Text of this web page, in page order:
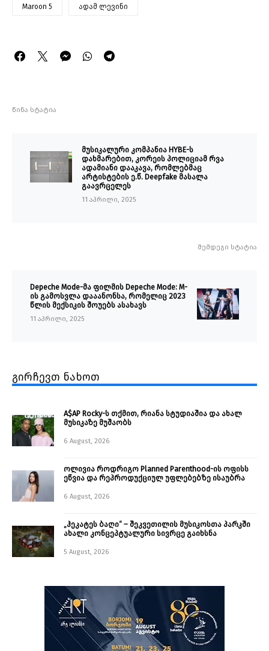
Maroon 5 ადამ ლევინი
წინა სტატია
მუსიკალური კომპანია HYBE-ს
დახმარებით, კორეის პოლიციამ რვა
ადამიანი დააკავა, რომლებმაც
არტისტების ე.წ. Deepfake მასალა
გაავრცელეს
11 აპრილი, 2025
შემდეგი სტატია
Depeche Mode-მა ფილმის Depeche Mode: M-
ის გამოსვლა დააანონსა, რომელიც 2023
წლის მექსიკის შოუებს ასახავს
11 აპრილი, 2025
გირჩევთ ნახოთ
A$AP Rocky-ს თქმით, რიანა სტუდიაშია და ახალ
მუსიკაზე მუშაობს
6 August, 2026
ოლივია როდრიგო Planned Parenthood-ის ოფისს
ეწვია და რეპროდუქციულ უფლებებზე ისაუბრა
6 August, 2026
„ჰეკატეს ბაღი“ – შეკვეთილის მუსიკოსთა პარკში
ახალი კონცეპტუალური სივრცე გაიხსნა ￼
5 August, 2026